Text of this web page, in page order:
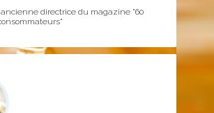
directrice du magazine "60